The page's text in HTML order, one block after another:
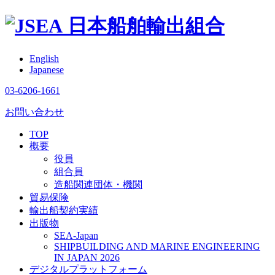
日本船舶輸出組合
English
Japanese
03-6206-1661
お問い合わせ
TOP
概要
役員
組合員
造船関連団体・機関
貿易保険
輸出船契約実績
出版物
SEA-Japan
SHIPBUILDING AND MARINE ENGINEERING
IN JAPAN 2026
デジタルプラットフォーム